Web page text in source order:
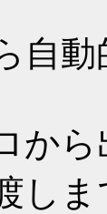
自
か
し